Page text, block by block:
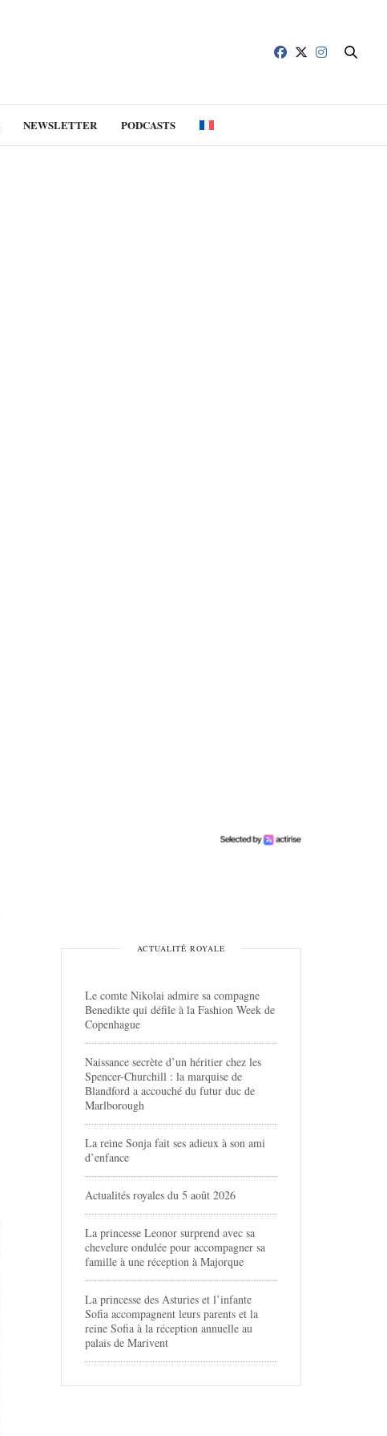
NEWSLETTER PODCASTS
ACTUALITÉ ROYALE
Le comte Nikolai admire sa compagne
Benedikte qui défile à la Fashion Week de
Copenhague
Naissance secrète d’un héritier chez les
Spencer-Churchill : la marquise de
Blandford a accouché du futur duc de
Marlborough
La reine Sonja fait ses adieux à son ami
d’enfance
Actualités royales du 5 août 2026
La princesse Leonor surprend avec sa
chevelure ondulée pour accompagner sa
famille à une réception à Majorque
La princesse des Asturies et l’infante
Sofia accompagnent leurs parents et la
reine Sofia à la réception annuelle au
palais de Marivent